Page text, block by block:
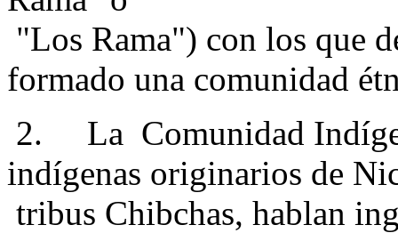
"Los Rama") con los que
formado una comunidad
2. La Comunidad
indígenas originarios de
tribus Chibchas, hablan